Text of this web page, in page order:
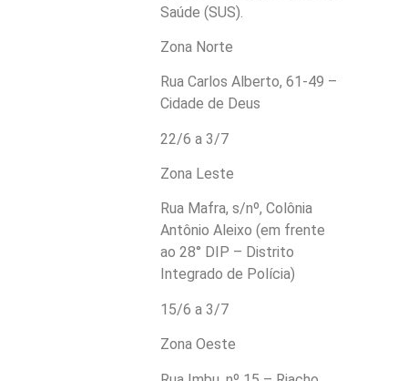
Saúde (SUS).
Zona Norte
Rua Carlos Alberto, 61-49 –
Cidade de Deus
22/6 a 3/7
Zona Leste
Rua Mafra, s/nº, Colônia
Antônio Aleixo (em frente
ao 28° DIP – Distrito
Integrado de Polícia)
15/6 a 3/7
Zona Oeste